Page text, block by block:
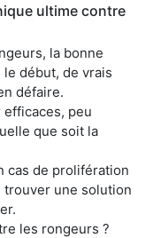
ultime contre
la bonne
début, de vrais
défaire.
peu
que soit la
cas de prolifération
trouver une solution
les rongeurs ?